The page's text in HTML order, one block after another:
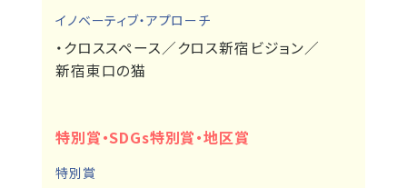
イノベーティブ・アプローチ
・クロススペース／クロス新宿ビジョン／
新宿東口の猫
特別賞・SDGs特別賞・地区賞
特別賞